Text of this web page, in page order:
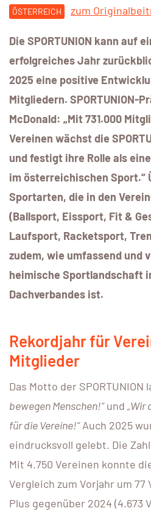
ÖSTERREICH zum
Die SPORTUNION kann auf
erfolgreiches Jahr
2025 eine positive
Mitgliedern. SPORTUNION-
McDonald: „Mit 731.000
Vereinen wächst die
und festigt ihre Rolle als
im österreichischen Sport.“
Sportarten, die in den
(Ballsport, Eissport, Fit &
Laufsport, Racketsport,
zudem, wie umfassend und
heimische Sportlandschaft
Dachverbandes ist.
Rekordjahr für
Mitglieder
Das Motto der
bewegen Menschen!“und „Wir
für die Vereine!“Auch 2025
eindrucksvoll gelebt. Die
Mit 4.750 Vereinen konnte
Vergleich zum Vorjahr um 77
Plus gegenüber 2024 (4.673